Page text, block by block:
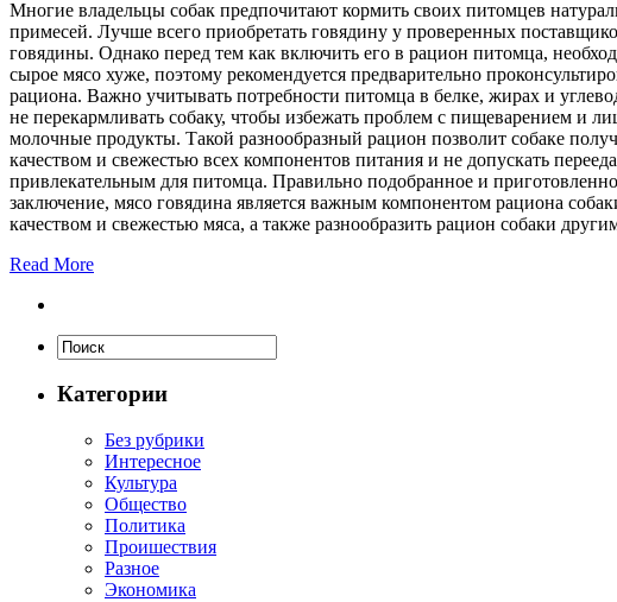
Многие владельцы собак предпочитают кормить своих питомцев
примесей. Лучше всего приобретать говядину у проверенных
говядины. Однако перед тем как включить его в рацион питомца,
сырое мясо хуже, поэтому рекомендуется предварительно
рациона. Важно учитывать потребности питомца в белке, жирах и
не перекармливать собаку, чтобы избежать проблем с пищеварением
молочные продукты. Такой разнообразный рацион позволит собаке
качеством и свежестью всех компонентов питания и не допускать
привлекательным для питомца. Правильно подобранное и
заключение, мясо говядина является важным компонентом рациона
качеством и свежестью мяса, а также разнообразить рацион собаки
Read More
Категории
Без рубрики
Интересное
Культура
Общество
Политика
Проишествия
Разное
Экономика